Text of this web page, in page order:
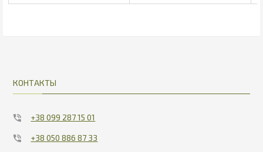
КОНТАКТЫ
+38 099 287 15 01
+38 050 886 87 33